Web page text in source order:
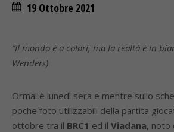
19 Ottobre 2021
“Il mondo è a colori, ma la realtà è in
Wenders)
Ormai è lunedì sera e mentre sullo
poche foto utilizzabili della partita
ottobre tra il BRC1 ed il Viadana, noto